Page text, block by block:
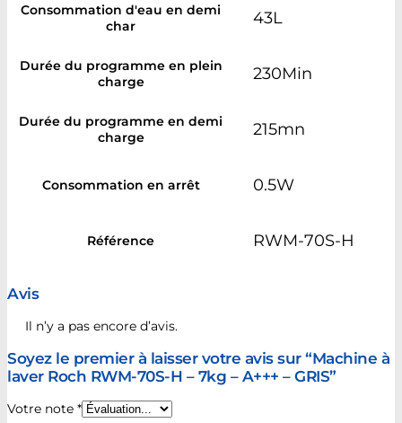
Consommation d'eau en demi
char
43L
Durée du programme en plein
charge
230Min
Durée du programme en demi
charge
215mn
Consommation en arrêt 0.5W
Référence RWM-70S-H
Avis
Il n’y a pas encore d’avis.
Soyez le premier à laisser votre avis sur “Machine à
laver Roch RWM-70S-H – 7kg – A+++ – GRIS”
Votre note *